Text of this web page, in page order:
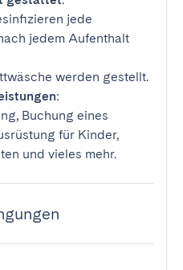
jede
jedem Aufenthalt
werden gestellt.
:
Buchung eines
für Kinder,
und vieles mehr.